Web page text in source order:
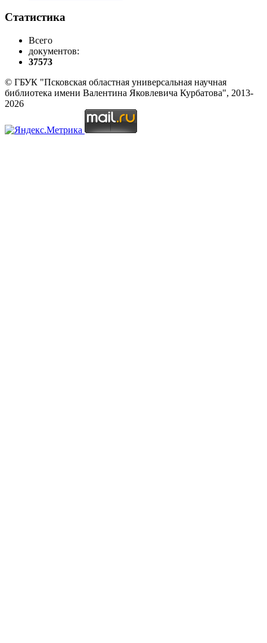
Статистика
Всего
документов:
37573
© ГБУК "Псковская областная универсальная научная
библиотека имени Валентина Яковлевича Курбатова", 2013-
2026